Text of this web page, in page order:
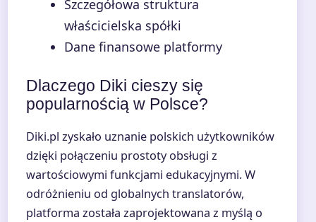
Szczegółowa struktura
właścicielska spółki
Dane finansowe platformy
Dlaczego Diki cieszy się
popularnością w Polsce?
Diki.pl zyskało uznanie polskich użytkowników
dzięki połączeniu prostoty obsługi z
wartościowymi funkcjami edukacyjnymi. W
odróżnieniu od globalnych translatorów,
platforma została zaprojektowana z myślą o